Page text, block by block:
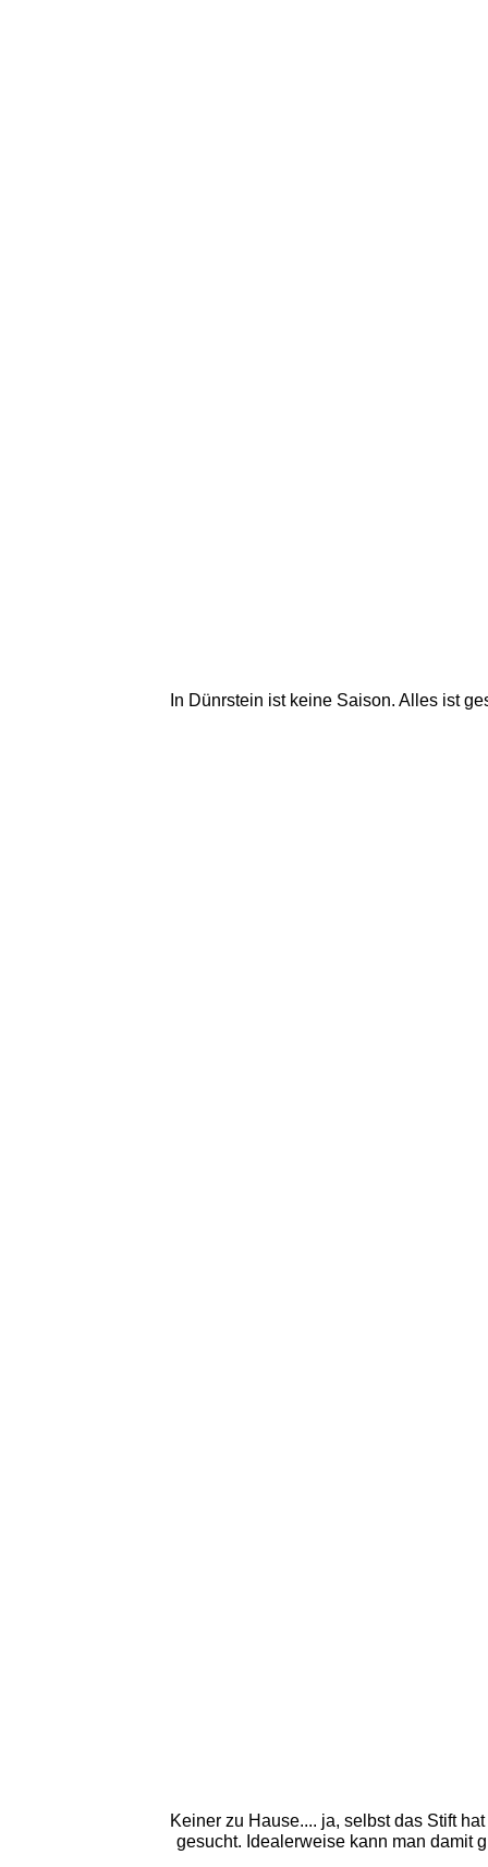
In Dünrstein ist keine Saison. Alles ist
Keiner zu Hause.... ja, selbst das Stift
gesucht. Idealerweise kann man damit